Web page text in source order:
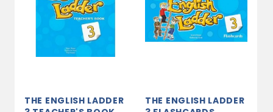
THE ENGLISH LADDER
THE ENGLISH LADDER